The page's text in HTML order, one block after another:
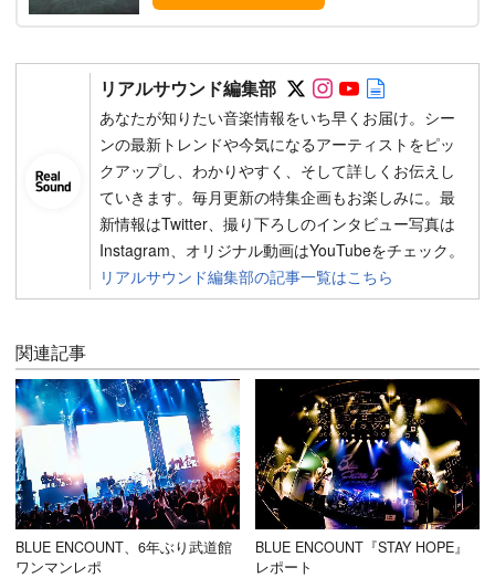
リアルサウンド編集部 Follow on SNS
Follow on SNS
Follow on
あなたが知りたい音楽情報をいち早くお届け。シー
ンの最新トレンドや今気になるアーティストをピッ
クアップし、わかりやすく、そして詳しくお伝えし
ていきます。毎月更新の特集企画もお楽しみに。最
新情報はTwitter、撮り下ろしのインタビュー写真は
Instagram、オリジナル動画はYouTubeをチェック。
リアルサウンド編集部の記事一覧はこちら
関連記事
BLUE ENCOUNT、6年ぶり武道館
ワンマンレポ
BLUE ENCOUNT『STAY HOPE』
レポート